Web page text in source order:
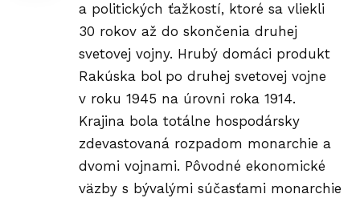
a politických ťažkostí, ktoré sa vliekli
30 rokov až do skončenia druhej
svetovej vojny. Hrubý domáci produkt
Rakúska bol po druhej svetovej vojne
v roku 1945 na úrovni roka 1914.
Krajina bola totálne hospodársky
zdevastovaná rozpadom monarchie a
dvomi vojnami. Pôvodné ekonomické
väzby s bývalými súčasťami monarchie